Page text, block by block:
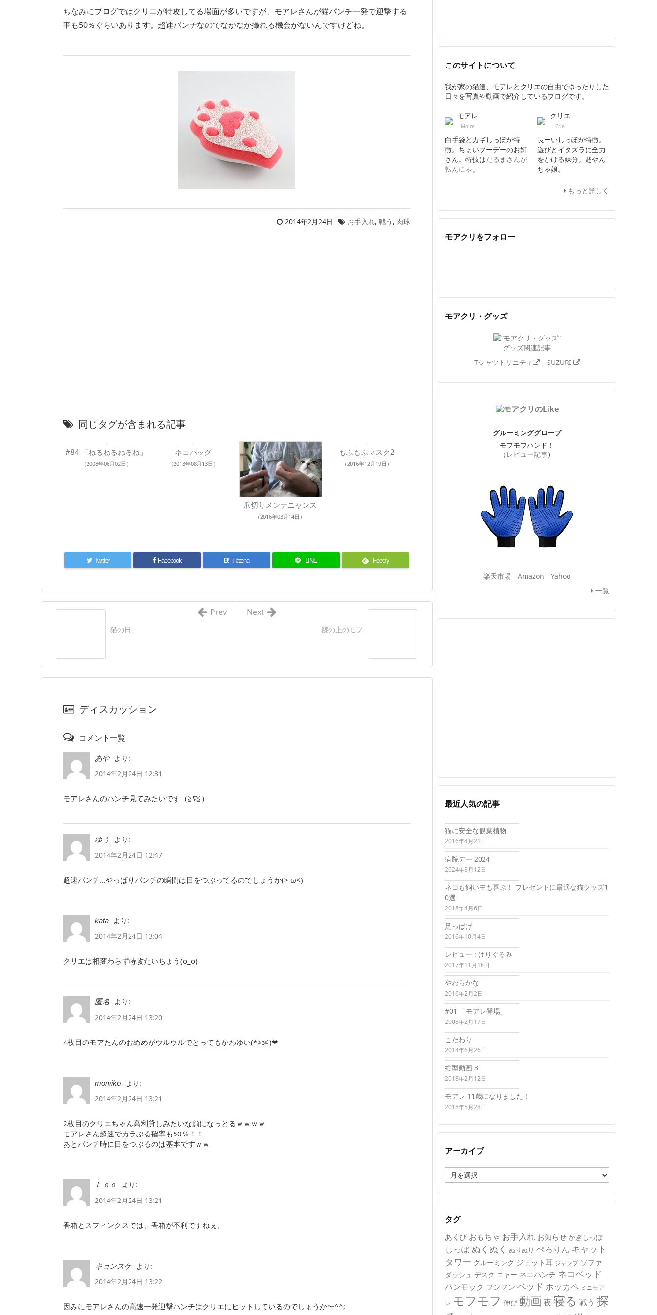
ちなみにブログではクリエが特攻してる場面が多いですが、モアレさんが猫パンチ一発で迎撃する
事も50％ぐらいあります。超速パンチなのでなかなか撮れる機会がないんですけどね。
2014年2月24日 お手入れ, 戦う , 肉球
同じタグが含まれる記事
#84 「ねるねるねるね」
（2008年06月02日）
ネコバッグ
（2013年08月13日）
爪切りメンテニャンス
（2016年03月14日）
もふもふマスク2
（2016年12月19日）
Twitter Facebook B! Hatena LINE Feedly
膝の上のモフ
Next
猫の日
Prev
ディスカッション
コメント一覧
あや
より:
2014年2月24日 12:31
モアレさんのパンチ見てみたいです（≧∇≦）
ゆう
より:
2014年2月24日 12:47
超速パンチ…やっぱりパンチの瞬間は目をつぶってるのでしょうか(> ω<)
kata
より:
2014年2月24日 13:04
クリエは相変わらず特攻たいちょう(o_o)
匿名
より:
2014年2月24日 13:20
4枚目のモアたんのおめめがウルウルでとってもかわゆい(*≧з≦)❤
momiko
より:
2014年2月24日 13:21
2枚目のクリエちゃん高利貸しみたいな顔になっとるｗｗｗｗ
モアレさん超速でカラぶる確率も50％！！
あとパンチ時に目をつぶるのは基本ですｗｗ
Ｌｅｏ
より:
2014年2月24日 13:21
香箱とスフィンクスでは、香箱が不利ですねぇ。
キョンスケ
より:
2014年2月24日 13:22
因みにモアレさんの高速一発迎撃パンチはクリエにヒットしているのでしょうか〜^^;
このサイトについて
我が家の猫達、モアレとクリエの自由でゆったりした
日々を写真や動画で紹介しているブログです。
モアレ
Moire
白手袋とカギしっぽが特
徴。ちょいブーデーのお姉
さん。特技はだるまさんが
転んにゃ。
クリエ
Crie
長ーいしっぽが特徴。
遊びとイタズラに全力
をかける妹分。超やん
ちゃ娘。
もっと詳しく
モアクリをフォロー
モアクリ・グッズ
グッズ関連記事
Tシャツトリニティ
SUZURI
グルーミンググローブ
モフモフハンド！
（ レビュー記事）
楽天市場 Amazon
Yahoo
一覧
最近人気の記事
猫に安全な観葉植物
2016年4月21日
病院デー 2024
2024年8月12日
ネコも飼い主も喜ぶ！ プレゼントに最適な猫グッズ1
0選
2018年4月6日
足っぱげ
2016年10月4日
レビュー : けりぐるみ
2017年11月16日
やわらかな
2016年2月2日
#01 「モアレ登場」
2008年2月17日
こだわり
2014年6月26日
縦型動画 3
2018年2月12日
モアレ 11歳になりました！
2018年5月28日
アーカイブ
ー
カ
イ
タグ
あくび おもちゃ お手入れ お知らせ かぎしっぽ
しっぽ ぬくぬく ぬりぬり ぺろりん キャット
タワー グルーミング ジェット耳 ジャンプ ソファ
ダッシュ デスク ニャー ネコパンチ ネコベッド
ハンモック フンフン ベッド ホッカペ ミニモア
レ モフモフ 伸び 動画 夜 寝る 戦う 探